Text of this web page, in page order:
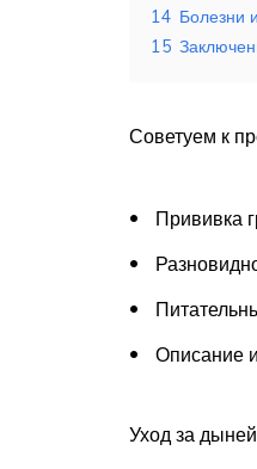
14 Болезни
15
Советуем к
Прививка
Описание
Уход за